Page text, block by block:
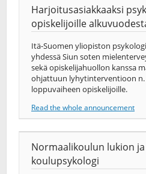
Harjoitusasiakkaaksi
opiskelijoille
Itä-Suomen yliopiston
yhdessä Siun soten
sekä opiskelijahuollon kanssa
ohjattuun lyhytinterventioon n.
loppuvaiheen opiskelijoille.
Read the whole announcement
Normaalikoulun lukion
koulupsykologi